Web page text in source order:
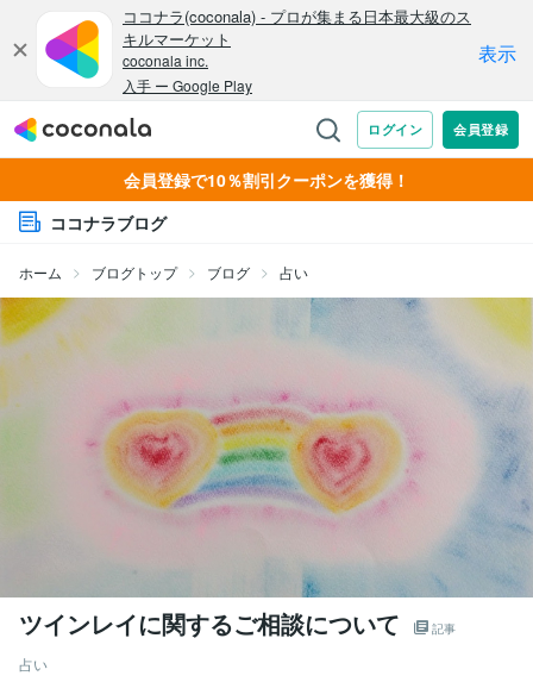
会員登録で10％割引クーポンを獲得！
ココナラブログ
ホーム ブログトップ ブログ 占い
ツインレイに関するご相談について 記事
占い